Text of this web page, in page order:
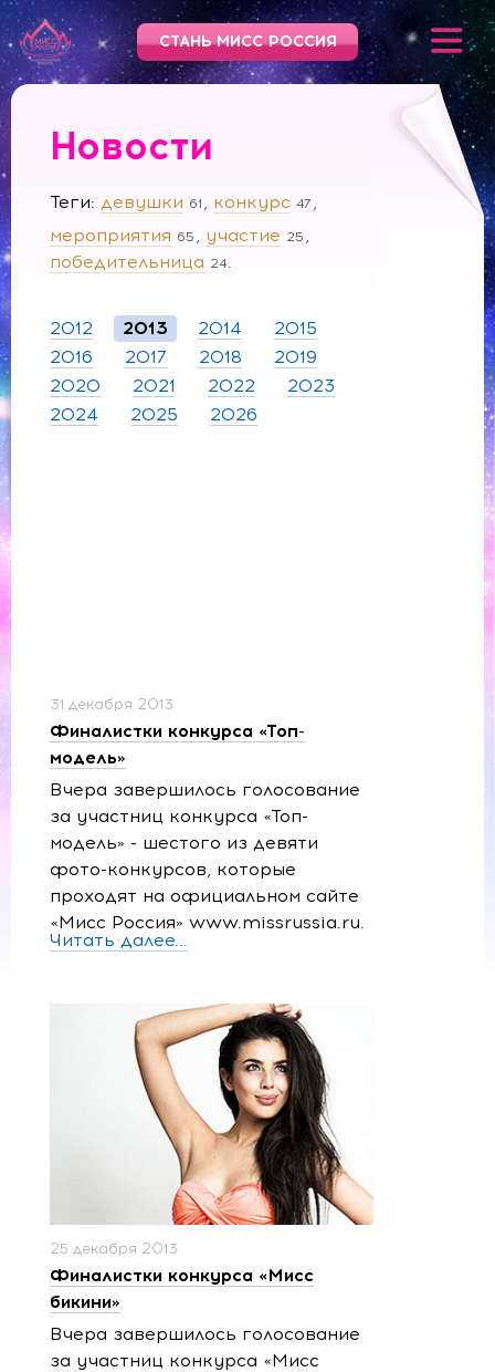
СТАНЬ МИСС РОССИЯ
Новости
Теги девушки 61 конкурс 47
мероприятия 65 участие 25
победительница 24
2012 2013 2014
2015
2016
2017 2018
2019
2020
2021 2022
2023
2024
2025 2026
31 декабря 2013
Финалистки конкурса «Топ-
модель»
Вчера завершилось голосование
за участниц конкурса «Топ-
модель» - шестого из девяти
фото-конкурсов, которые
проходят на официальном сайте
«Мисс Россия» www.missrussia.ru.
Читать далее...
25 декабря 2013
Финалистки конкурса «Мисс
бикини»
Вчера завершилось голосование
за участниц конкурса «Мисс